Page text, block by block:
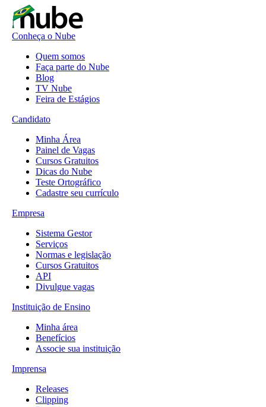
Conheça o Nube
Quem somos
Faça parte do Nube
Blog
TV Nube
Feira de Estágios
Candidato
Minha Área
Painel de Vagas
Cursos Gratuitos
Dicas do Nube
Teste Ortográfico
Cadastre seu currículo
Empresa
Sistema Gestor
Serviços
Normas e legislação
Cursos Gratuitos
API
Divulgue vagas
Instituição de Ensino
Minha área
Benefícios
Associe sua instituição
Imprensa
Releases
Clipping